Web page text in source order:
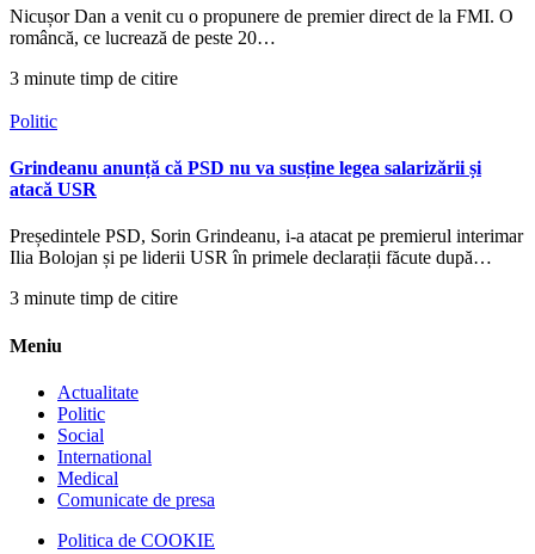
Nicușor Dan a venit cu o propunere de premier direct de la FMI. O
româncă, ce lucrează de peste 20…
3 minute timp de citire
Politic
Grindeanu anunță că PSD nu va susține legea salarizării și
atacă USR
Președintele PSD, Sorin Grindeanu, i-a atacat pe premierul interimar
Ilia Bolojan și pe liderii USR în primele declarații făcute după…
3 minute timp de citire
Meniu
Actualitate
Politic
Social
International
Medical
Comunicate de presa
Politica de COOKIE